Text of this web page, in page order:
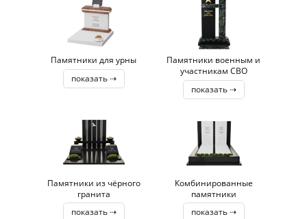
Памятники для урны
показать ⇢
Памятники военным и
участникам СВО
показать ⇢
Памятники из чёрного
гранита
показать ⇢
Комбинированные
памятники
показать ⇢